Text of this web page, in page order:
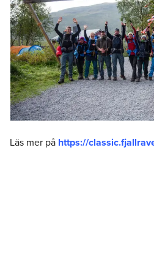
Läs mer på https://